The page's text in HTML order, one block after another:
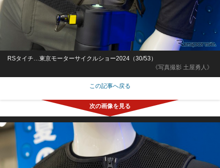
《写真撮影 土屋勇人》
RSタイチ…東京モーターサイクルショー2024（30/53）
この記事へ戻る